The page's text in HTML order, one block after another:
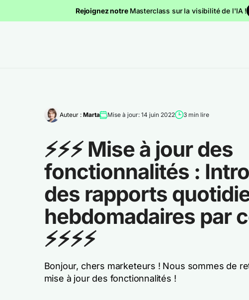
Rejoignez notre Masterclass sur la visibilité de l'IA !
Auteur : Marta Mise à jour: 14 juin 2022 3 min lire
⚡⚡⚡ Mise à jour des
fonctionnalités :
des rapports
hebdomadaires par
⚡⚡⚡⚡
Bonjour, chers marketeurs ! Nous sommes de
mise à jour des fonctionnalités !